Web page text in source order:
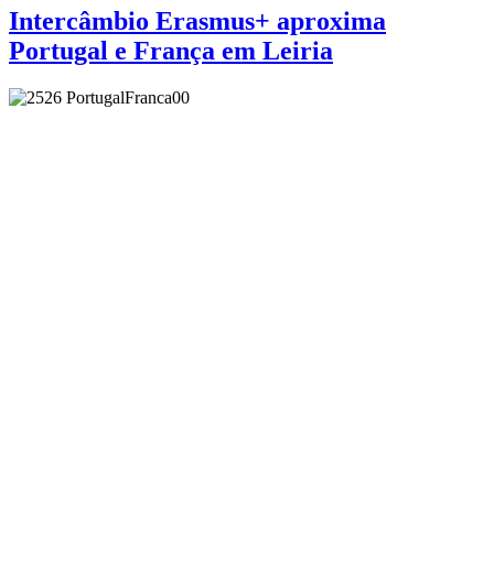
Intercâmbio Erasmus+ aproxima
Portugal e França em Leiria